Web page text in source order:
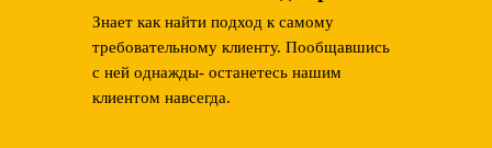
Знает как найти подход к самому
требовательному клиенту. Пообщавшись
с ней однажды- останетесь нашим
клиентом навсегда.